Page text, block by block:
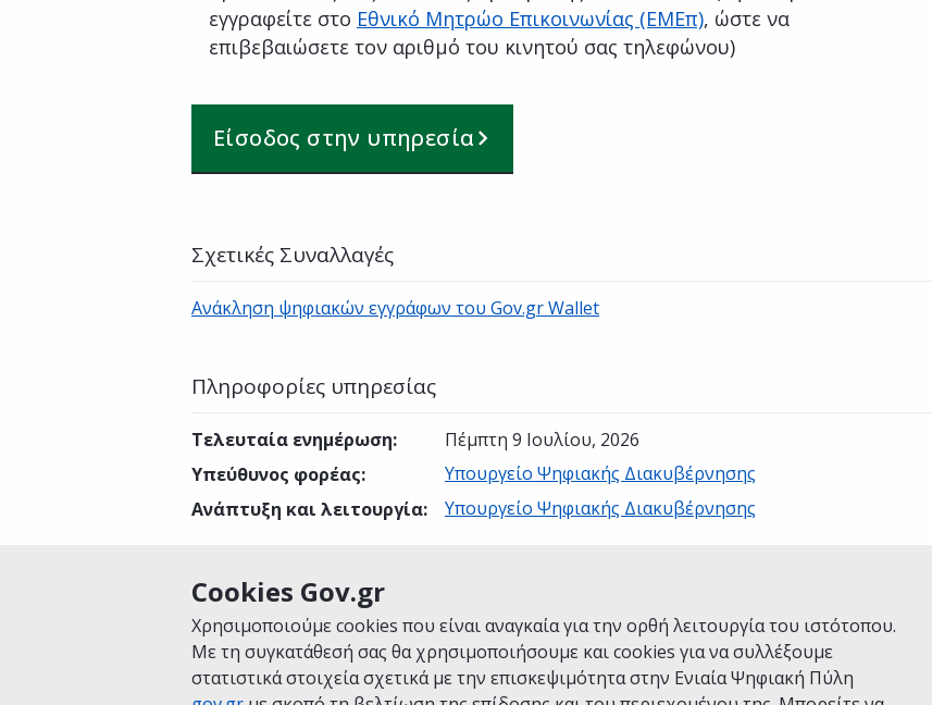
Cookies Gov.gr
Χρησιμοποιούμε cookies που είναι αναγκαία για την ορθή λειτουργία του ιστότοπου.
Με τη συγκατάθεσή σας θα χρησιμοποιήσουμε και cookies για να συλλέξουμε
στατιστικά στοιχεία σχετικά με την επισκεψιμότητα στην Ενιαία Ψηφιακή Πύλη
εγγραφείτε στο Εθνικό Μητρώο Επικοινωνίας (ΕΜΕπ), ώστε να
επιβεβαιώσετε τον αριθμό του κινητού σας τηλεφώνου)
Είσοδος στην υπηρεσία
Σχετικές Συναλλαγές
Ανάκληση ψηφιακών εγγράφων του Gov.gr Wallet
Πληροφορίες υπηρεσίας
Τελευταία ενημέρωση:
Πέμπτη 9 Ιουλίου, 2026
Υπεύθυνος φορέας:
Υπουργείο Ψηφιακής Διακυβέρνησης
Ανάπτυξη και λειτουργία: Υπουργείο Ψηφιακής Διακυβέρνησης
Είναι χρήσιμη αυτή η σελίδα;